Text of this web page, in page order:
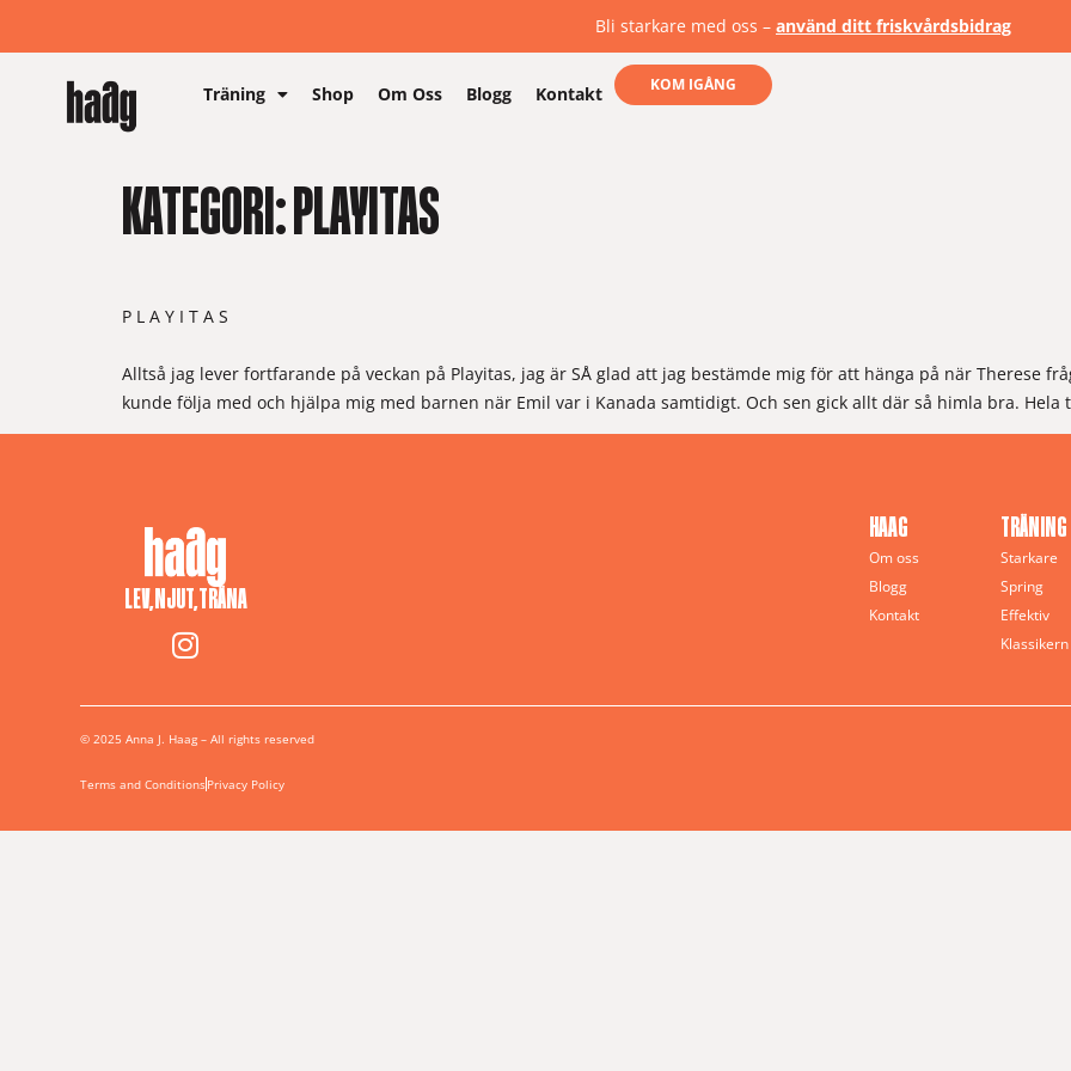
Bli starkare med oss – använd ditt friskvårdsbidrag
Träning Shop Om Oss Blogg Kontakt KOM IGÅNG
KATEGORI:PLAYITAS
P L A Y I T A S
Alltså jag lever fortfarande på veckan på Playitas, jag är SÅ glad att jag bestämde mig för att hänga på när Therese
kunde följa med och hjälpa mig med barnen när Emil var i Kanada samtidigt. Och sen gick allt där så himla bra. Hela
LEV, NJUT, TRÄNA
HAAG
Om oss
Blogg
Kontakt
TRÄNING
Starkare
Spring
Effektiv
Klassikern
© 2025 Anna J. Haag – All rights reserved
Terms and ConditionsPrivacy Policy